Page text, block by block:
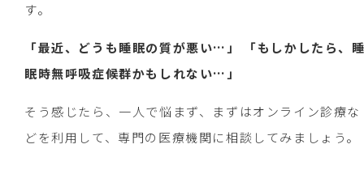
す。
「最近、どうも睡眠の質が悪い…」
「もしかしたら、
眠時無呼吸症候群かもしれない…」
そう感じたら、一人で悩まず、まずはオンライン診療な
どを利用して、専門の医療機関に相談してみましょう。